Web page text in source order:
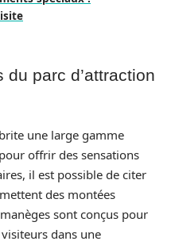
parc d’attraction
une large gamme
offrir des sensations
il est possible de citer
des montées
sont conçus pour
dans une